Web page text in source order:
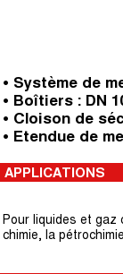
• Système de
• Boîtiers : DN
• Cloison de
• Etendue de
APPLICATIONS
Pour liquides et gaz
chimie, la